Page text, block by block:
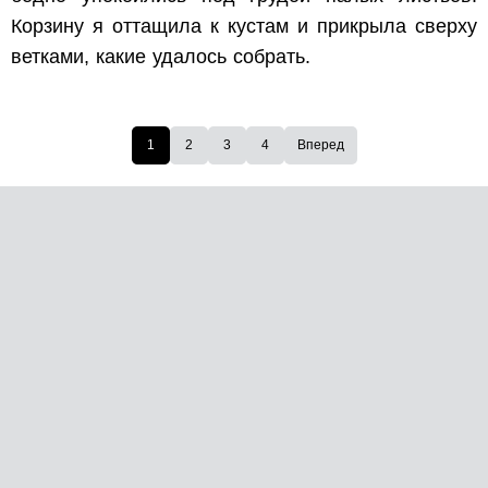
Корзину я оттащила к кустам и прикрыла сверху
ветками, какие удалось собрать.
1 2 3 4 Вперед